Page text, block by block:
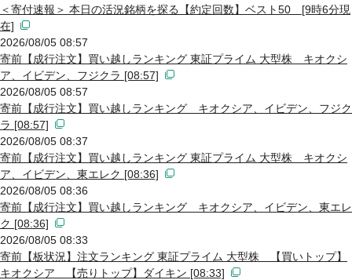
＜寄付速報＞ 本日の活況銘柄を探る【約定回数】ベスト50 [9時6分現
在]
2026/08/05 08:57
寄前【成行注文】買い越しランキング 東証プライム 大型株 キオクシ
ア、イビデン、フジクラ [08:57]
2026/08/05 08:57
寄前【成行注文】買い越しランキング キオクシア、イビデン、フジク
ラ [08:57]
2026/08/05 08:37
寄前【成行注文】買い越しランキング 東証プライム 大型株 キオクシ
ア、イビデン、東エレク [08:36]
2026/08/05 08:36
寄前【成行注文】買い越しランキング キオクシア、イビデン、東エレ
ク [08:36]
2026/08/05 08:33
寄前【板状況】注文ランキング 東証プライム 大型株 【買いトップ】
キオクシア 【売りトップ】ダイキン [08:33]